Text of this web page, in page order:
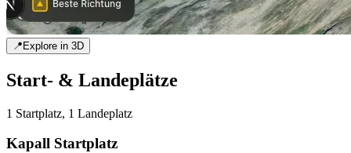
📍Explore in 3D
Start- & Landeplätze
1 Startplatz, 1 Landeplatz
Kapall Startplatz